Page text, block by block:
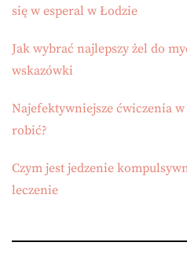
się w esperal w Łodzie
Jak wybrać najlepszy żel do
wskazówki
Najefektywniejsze ćwiczenia
robić?
Czym jest jedzenie
leczenie